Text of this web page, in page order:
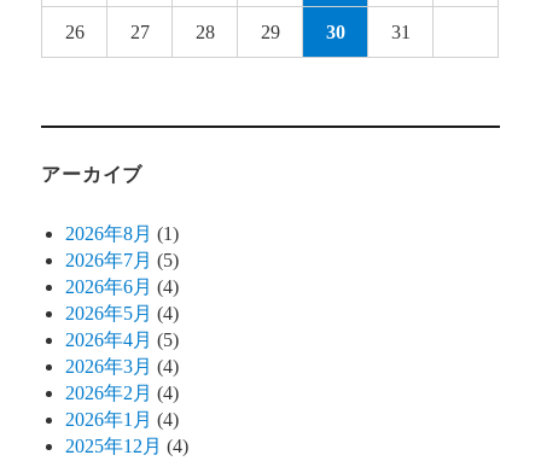
26 27 28 29 30 31
アーカイブ
2026年8月 (1)
2026年7月 (5)
2026年6月 (4)
2026年5月 (4)
2026年4月 (5)
2026年3月 (4)
2026年2月 (4)
2026年1月 (4)
2025年12月 (4)